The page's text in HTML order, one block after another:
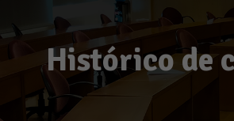
Histórico de